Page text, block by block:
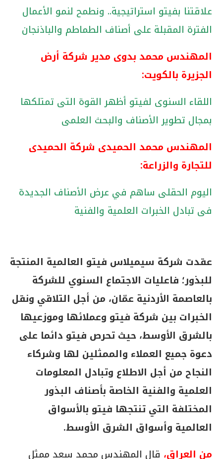
علاقتنا بفيتو استراتيجية.. ونطمح لنمو الأعمال
الفترة المقبلة على أصناف الطماطم والباذنجان
المهندس محمد بدوى مدير شركة أرض
الجزيرة بالكويت:
اللقاء السنوى لفيتو أظهر القوة التى تمتلكها
بمجال تطوير الأصناف والبحث العلمى
المهندس محمد الحميدى شركة الحميدى
للتجارة والزراعة:
اليوم الحقلى ساهم في عرض الأصناف الجديدة
فى تبادل الخبرات العلمية والفنية
عقدت شركة سيميلاس فيتو العالمية المنتجة
للبذور؛ فاعليات الاجتماع السنوي للشركة
بالعاصمة الأردنية عمّان، من أجل التلاقي ونقل
الخبرات بين شركة فيتو وعملائها وموزعيها
بالشرق الأوسط، حيث تحرص فيتو دائما على
دعوة جميع العملاء والممثلين لها وشركاء
النجاح من أجل الاطلاع وتبادل المعلومات
العلمية والفنية الخاصة بأصناف البذور
المختلفة التي تنتجها فيتو بالأسواق
العالمية وأسواق الشرق الأوسط.
من العراق، قال المهندس محمد سعد ممثل